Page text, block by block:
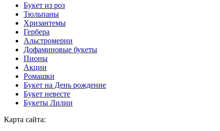
Букет из роз
Тюльпаны
Хризантемы
Гербера
Альстромерии
Дофаминовые букеты
Пионы
Акции
Ромашки
Букет на День рождение
Букет невесте
Букеты Лилии
Карта сайта: